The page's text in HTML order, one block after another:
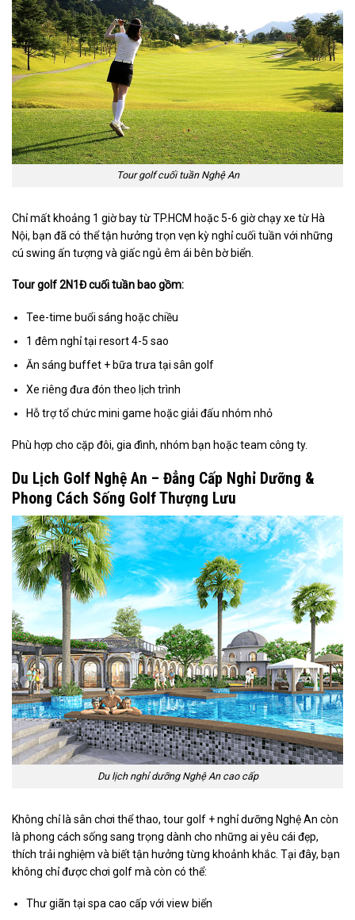
Tour golf cuối tuần Nghệ An
Chỉ mất khoảng 1 giờ bay từ TP.HCM hoặc 5-6 giờ chạy xe từ Hà
Nội, bạn đã có thể tận hưởng trọn vẹn kỳ nghỉ cuối tuần với những
cú swing ấn tượng và giấc ngủ êm ái bên bờ biển.
Tour golf 2N1Đ cuối tuần bao gồm:
Tee-time buổi sáng hoặc chiều
1 đêm nghỉ tại resort 4-5 sao
Ăn sáng buffet + bữa trưa tại sân golf
Xe riêng đưa đón theo lịch trình
Hỗ trợ tổ chức mini game hoặc giải đấu nhóm nhỏ
Phù hợp cho cặp đôi, gia đình, nhóm bạn hoặc team công ty.
Du Lịch Golf Nghệ An – Đẳng Cấp Nghỉ Dưỡng &
Phong Cách Sống Golf Thượng Lưu
Du lịch nghỉ dưỡng Nghệ An cao cấp
Không chỉ là sân chơi thể thao, tour golf + nghỉ dưỡng Nghệ An còn
là phong cách sống sang trọng dành cho những ai yêu cái đẹp,
thích trải nghiệm và biết tận hưởng từng khoảnh khắc. Tại đây, bạn
không chỉ được chơi golf mà còn có thể:
Thư giãn tại spa cao cấp với view biển